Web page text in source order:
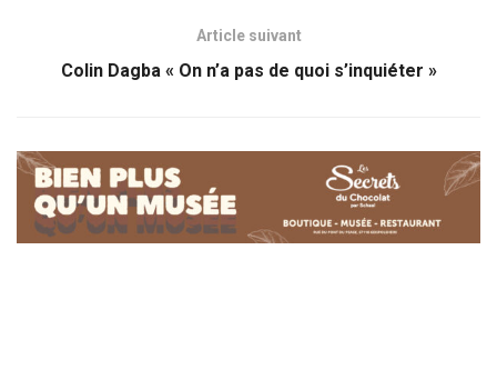
Article suivant
Colin Dagba « On n’a pas de quoi s’inquiéter »